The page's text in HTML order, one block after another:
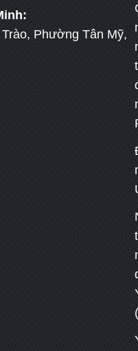
Phường Tân Mỹ,